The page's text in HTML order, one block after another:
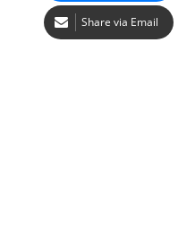
Share via Email